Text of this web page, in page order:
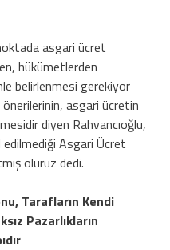
asgari ücret
hükümetlerden
belirlenmesi gerekiyor
önerilerinin, asgari ücretin
diyen Rahvancıoğlu,
Asgari Ücret
oluruz dedi.
Tarafların Kendi
Pazarlıkların